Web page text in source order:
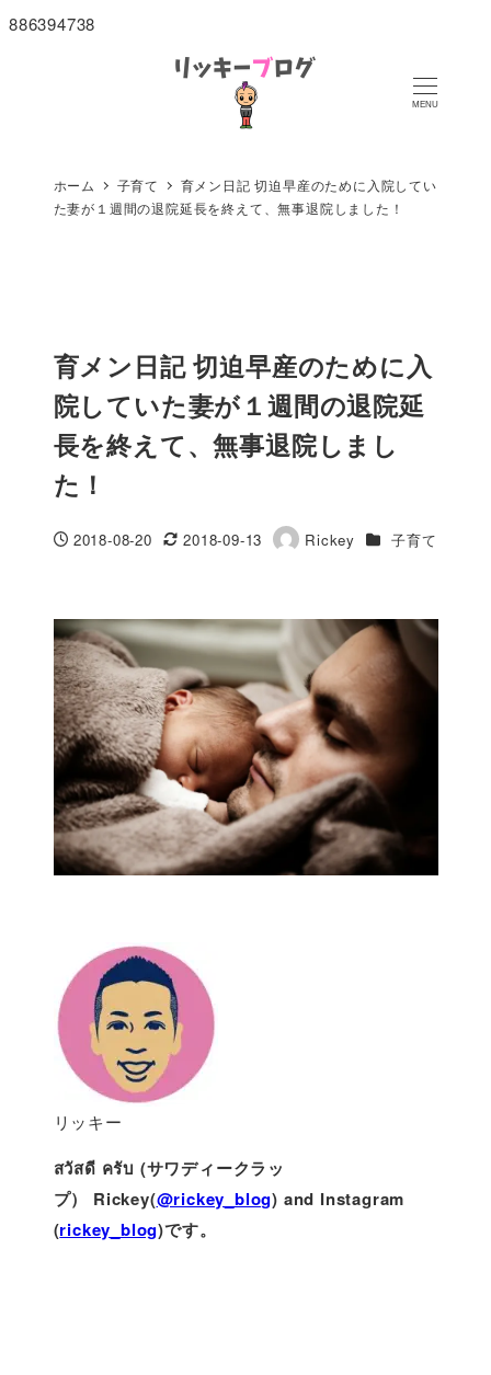
886394738
MENU
ホーム 子育て
育メン日記 切迫早産のために入院してい
た妻が１週間の退院延長を終えて、無事退院しました！
育メン日記 切迫早産のために入
院していた妻が１週間の退院延
長を終えて、無事退院しまし
た！
投稿日
2018-08-20
更新日
2018-09-13
著
Rickey カテゴリー
子育て
リッキー
สวัสดี ครับ (サワディークラッ
プ）
Rickey(@rickey_blog) and Instagram
(rickey_blog)です。